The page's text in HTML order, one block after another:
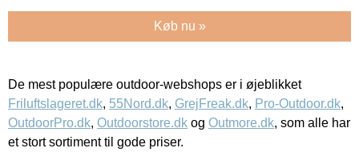
Køb nu »
De mest populære outdoor-webshops er i øjeblikket
Friluftslageret.dk, 55Nord.dk, GrejFreak.dk, Pro-Outdoor.dk,
OutdoorPro.dk, Outdoorstore.dk og Outmore.dk, som alle har
et stort sortiment til gode priser.